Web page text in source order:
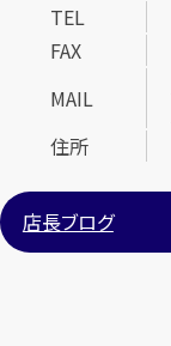
TEL
FAX
MAIL
住所
店長ブログ